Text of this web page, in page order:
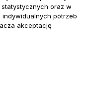
oraz w
potrzeb
akceptację